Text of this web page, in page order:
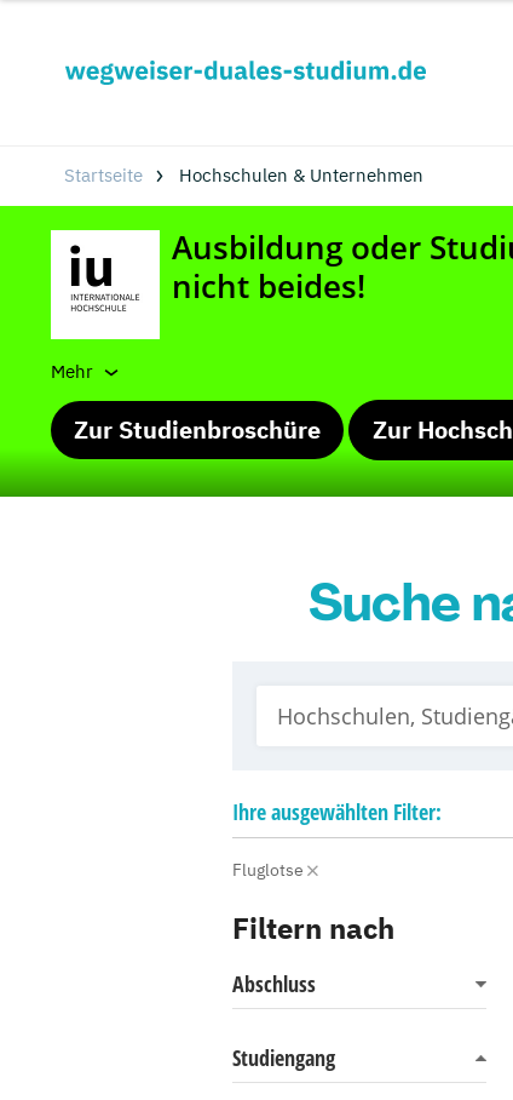
Startseite Hochschulen & Unternehmen
Mehr
Zur Studienbroschüre Zur
Suche
Ihreausgewählten Filter:
Fluglotse
Filtern nach
Abschluss
Studiengang